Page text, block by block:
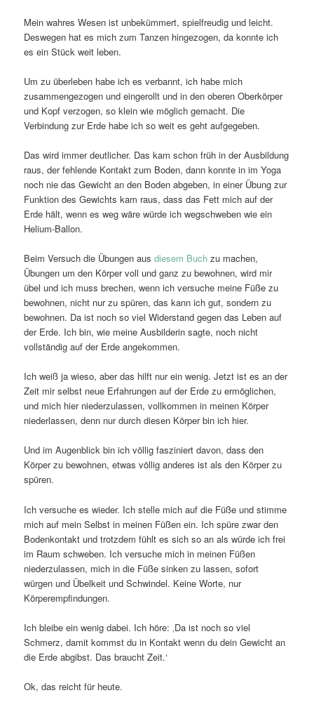
Mein wahres Wesen ist unbekümmert, spielfreudig und leicht.
Deswegen hat es mich zum Tanzen hingezogen, da konnte ich
es ein Stück weit leben.
Um zu überleben habe ich es verbannt, ich habe mich
zusammengezogen und eingerollt und in den oberen Oberkörper
und Kopf verzogen, so klein wie möglich gemacht. Die
Verbindung zur Erde habe ich so weit es geht aufgegeben.
Das wird immer deutlicher. Das kam schon früh in der Ausbildung
raus, der fehlende Kontakt zum Boden, dann konnte in im Yoga
noch nie das Gewicht an den Boden abgeben, in einer Übung zur
Funktion des Gewichts kam raus, dass das Fett mich auf der
Erde hält, wenn es weg wäre würde ich wegschweben wie ein
Helium-Ballon.
Beim Versuch die Übungen ausdiesem Buch zu machen,
Übungen um den Körper voll und ganz zu bewohnen, wird mir
übel und ich muss brechen, wenn ich versuche meine Füße zu
bewohnen, nicht nur zu spüren, das kann ich gut, sondern zu
bewohnen. Da ist noch so viel Widerstand gegen das Leben auf
der Erde. Ich bin, wie meine Ausbilderin sagte, noch nicht
vollständig auf der Erde angekommen.
Ich weiß ja wieso, aber das hilft nur ein wenig. Jetzt ist es an der
Zeit mir selbst neue Erfahrungen auf der Erde zu ermöglichen,
und mich hier niederzulassen, vollkommen in meinen Körper
niederlassen, denn nur durch diesen Körper bin ich hier.
Und im Augenblick bin ich völlig fasziniert davon, dass den
Körper zu bewohnen, etwas völlig anderes ist als den Körper zu
spüren.
Ich versuche es wieder. Ich stelle mich auf die Füße und stimme
mich auf mein Selbst in meinen Füßen ein. Ich spüre zwar den
Bodenkontakt und trotzdem fühlt es sich so an als würde ich frei
im Raum schweben. Ich versuche mich in meinen Füßen
niederzulassen, mich in die Füße sinken zu lassen, sofort
würgen und Übelkeit und Schwindel. Keine Worte, nur
Körperempfindungen.
Ich bleibe ein wenig dabei. Ich höre: ‚Da ist noch so viel
Schmerz, damit kommst du in Kontakt wenn du dein Gewicht an
die Erde abgibst. Das braucht Zeit.‘
Ok, das reicht für heute.